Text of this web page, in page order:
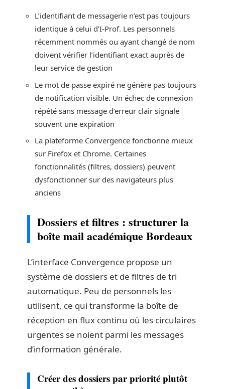
L’identifiant de messagerie n’est pas toujours
identique à celui d’I-Prof. Les personnels
récemment nommés ou ayant changé de nom
doivent vérifier l’identifiant exact auprès de
leur service de gestion
Le mot de passe expiré ne génère pas toujours
de notification visible. Un échec de connexion
répété sans message d’erreur clair signale
souvent une expiration
La plateforme Convergence fonctionne mieux
sur Firefox et Chrome. Certaines
fonctionnalités (filtres, dossiers) peuvent
dysfonctionner sur des navigateurs plus
anciens
Dossiers et filtres : structurer la
boîte mail académique Bordeaux
L’interface Convergence propose un
système de dossiers et de filtres de tri
automatique. Peu de personnels les
utilisent, ce qui transforme la boîte de
réception en flux continu où les circulaires
urgentes se noient parmi les messages
d’information générale.
Créer des dossiers par priorité plutôt